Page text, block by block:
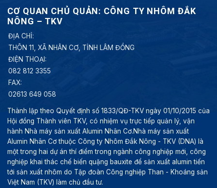
CƠ QUAN CHỦ QUẢN: CÔNG TY NHÔM ĐẮK
NÔNG – TKV
ĐỊA CHỈ:
THÔN 11, XÃ NHÂN CƠ, TỈNH LÂM ĐỒNG
ĐIỆN THOẠI:
082 812 3355
FAX:
02613 649 058
Thành lập theo Quyết định số 1833/QĐ-TKV ngày 01/10/2015 của
Hội đồng Thành viên TKV, có nhiệm vụ trực tiếp quản lý, vận
hành Nhà máy sản xuất Alumin Nhân Cơ.Nhà máy sản xuất
Alumin Nhân Cơ thuộc Công ty Nhôm Đắk Nông - TKV (DNA) là
một trong hai dự án thí điểm trong ngành công nghiệp mới, công
nghiệp khai thác chế biến quặng bauxite để sản xuất alumin tiến
tới sản xuất nhôm do Tập đoàn Công nghiệp Than - Khoáng sản
Việt Nam (TKV) làm chủ đầu tư.